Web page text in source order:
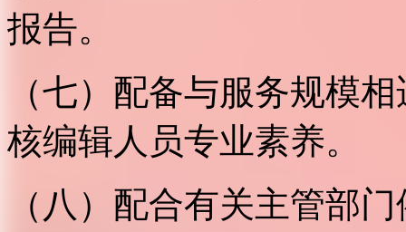
报告。
（七）配备与服务规模
核编辑人员专业素养。
（八）配合有关主管部